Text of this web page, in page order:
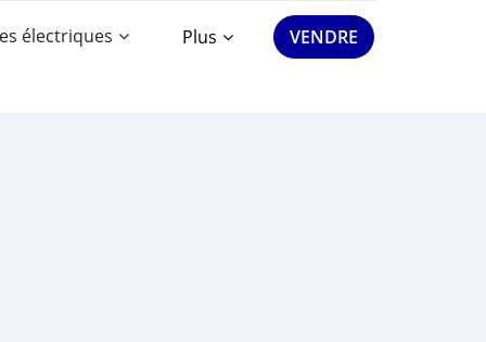
électriques Plus VENDRE